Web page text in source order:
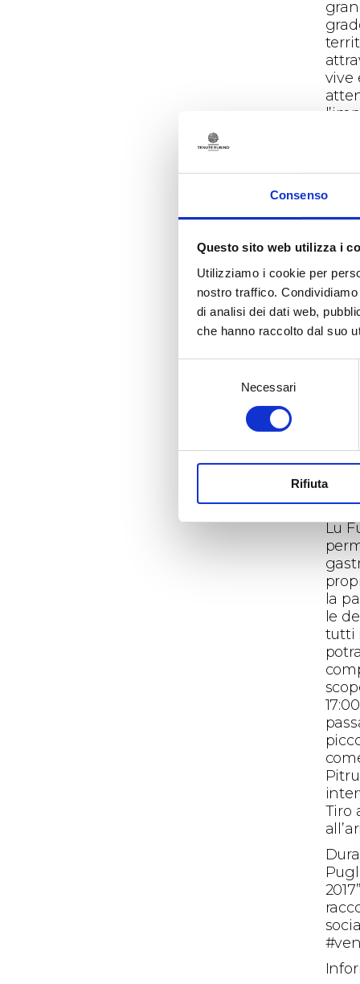
Consenso
Questo sito web utilizza i
Utilizziamo i cookie per
nostro traffico.
di analisi dei dati web,
che hanno raccolto dal suo
Necessari
Rifiuta
vive
gli
per
Lu
la
le
tutti
Tiro